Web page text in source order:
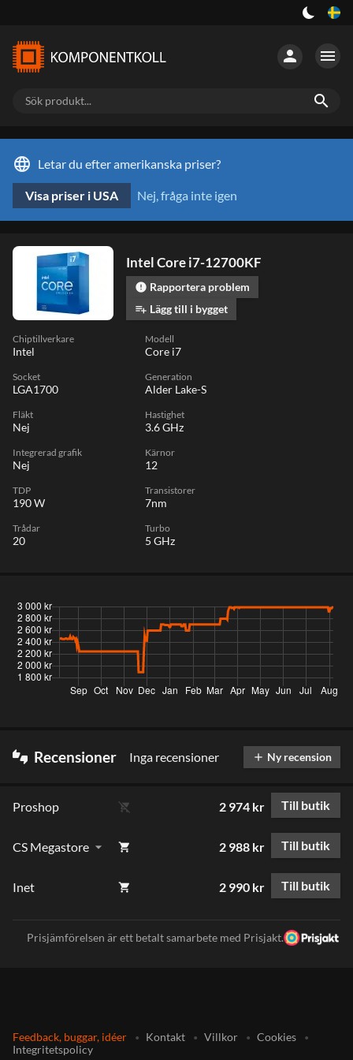
person menu
search
language Letar du efter amerikanska priser?
Nej, fråga inte igen
Visa priser i USA
Intel Core i7-12700KF
error Rapportera problem
playlist_add Lägg till i bygget
Chiptillverkare
Intel
Modell
Core i7
Socket
LGA1700
Generation
Alder Lake-S
Fläkt
Nej
Hastighet
3.6 GHz
Integrerad grafik
Nej
Kärnor
12
TDP
190 W
Transistorer
7nm
Trådar
20
Turbo
5 GHz
thumbs_up_down Recensioner Inga recensioner add Ny recension
Proshop remove_shopping_cart 2 974 kr Till butik
CS Megastore arrow_drop_down shopping_cart 2 988 kr Till butik
Inet shopping_cart 2 990 kr Till butik
Prisjämförelsen är ett betalt samarbete med Prisjakt.
Feedback, buggar, idéer Kontakt Villkor
Cookies
Integritetspolicy